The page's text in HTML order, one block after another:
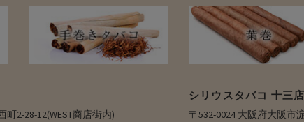
2-28-12(WEST商店街内)
シリウスタバコ 十三店
〒532-0024 大阪府大阪市